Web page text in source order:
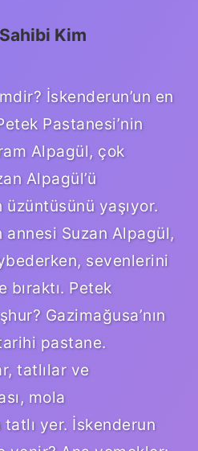
Kim
İskenderun’un en
Pastanesi’nin
Alpagül, çok
Alpagül’ü
yaşıyor.
annesi Suzan Alpagül,
sevenlerini
Petek
Gazimağusa’nın
pastane.
tatlılar ve
mola
yer. İskenderun